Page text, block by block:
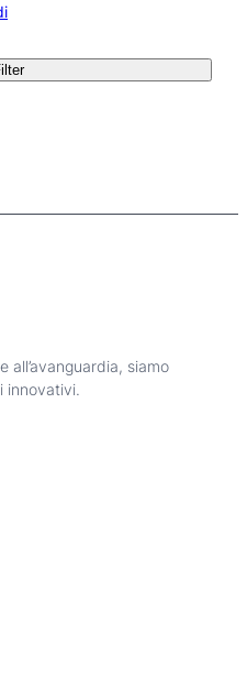
all’avanguardia, siamo
innovativi.